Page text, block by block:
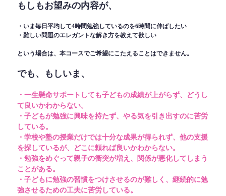
もしもお望みの内容が、
・いま毎日平均して4時間勉強しているのを6時間に伸ばしたい
・難しい問題のエレガントな解き方を教えて欲しい
という場合は、本コースでご希望にこたえることはできません。
でも、もしいま、
・一生懸命サポートしても子どもの成績が上がらず、どうし
て良いかわからない。
・子どもが勉強に興味を持たず、やる気を引き出すのに苦労
している。
・学校や塾の授業だけでは十分な成果が得られず、他の支援
を探しているが、どこに頼れば良いかわからない。
・勉強をめぐって親子の衝突が増え、関係が悪化してしまう
ことがある。
・子どもに勉強の習慣をつけさせるのが難しく、継続的に勉
強させるための工夫に苦労している。